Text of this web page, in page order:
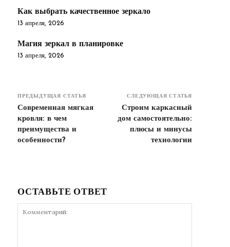
Как выбрать качественное зеркало
13 апреля, 2026
Магия зеркал в планировке
13 апреля, 2026
ПРЕДЫДУЩАЯ СТАТЬЯ
Современная мягкая
кровля: в чем
преимущества и
особенности?
СЛЕДУЮЩАЯ СТАТЬЯ
Строим каркасный
дом самостоятельно:
плюсы и минусы
технологии
ОСТАВЬТЕ ОТВЕТ